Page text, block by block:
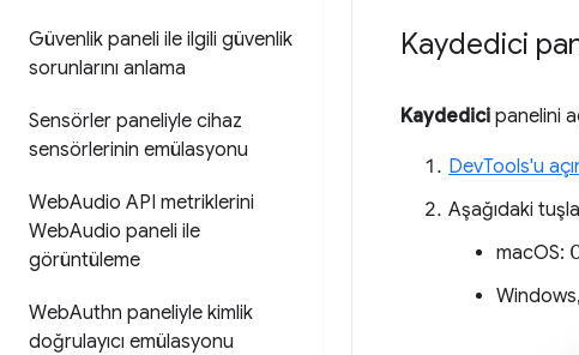
Güvenlik paneli ile ilgili güvenlik
sorunlarını anlama
Sensörler paneliyle cihaz
sensörlerinin emülasyonu
WebAudio API metriklerini
WebAudio paneli ile
görüntüleme
WebAuthn paneliyle kimlik
doğrulayıcı emülasyonu
Kaydedici
Kaydedici panelini
DevTools'u
Aşağıdaki
macOS: